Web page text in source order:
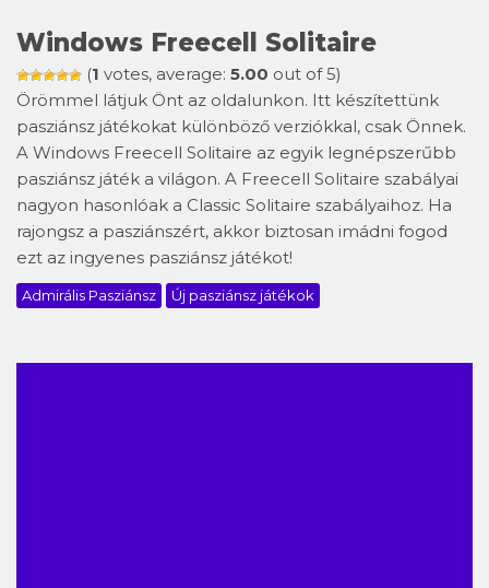
Windows Freecell Solitaire
(1 votes, average: 5.00 out of 5)
Örömmel látjuk Önt az oldalunkon. Itt készítettünk
pasziánsz játékokat különböző verziókkal, csak Önnek.
A Windows Freecell Solitaire az egyik legnépszerűbb
pasziánsz játék a világon. A Freecell Solitaire szabályai
nagyon hasonlóak a Classic Solitaire szabályaihoz. Ha
rajongsz a pasziánszért, akkor biztosan imádni fogod
ezt az ingyenes pasziánsz játékot!
Admirális Pasziánsz Új pasziánsz játékok